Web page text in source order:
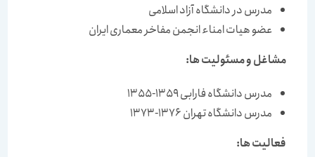
مدرس در دانشگاه آزاد اسلامی
عضو هیات امناء انجمن مفاخر معماری ایران
مشاغل و مسئولیت ها:
مدرس دانشگاه فارابی 1359-1355
مدرس دانشگاه تهران 1376-1373
فعالیت ها: